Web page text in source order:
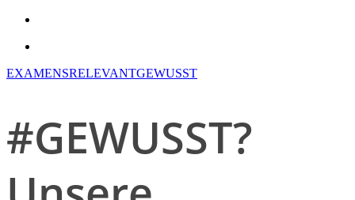
EXAMENSRELEVANTGEWUSST
#GEWUSST?